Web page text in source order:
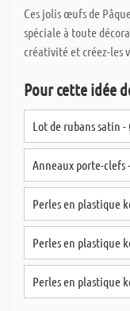
Ces jolis œufs de
spéciale à toute
créativité et créez-les
Pour cette idée
Lot de rubans satin
Anneaux porte-clefs
Perles en plastique
Perles en plastique
Perles en plastique